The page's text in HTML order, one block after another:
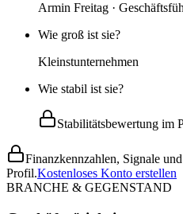
Armin Freitag ·
Wie groß ist sie?
Kleinstunternehmen
Wie stabil ist sie?
Stabilitätsbewertung im
Finanzkennzahlen, Signale
Profil.Kostenloses Konto erstellen
BRANCHE & GEGENSTAND